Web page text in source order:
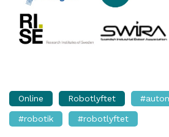
Online Robotlyftet
#robotik #robotlyftet